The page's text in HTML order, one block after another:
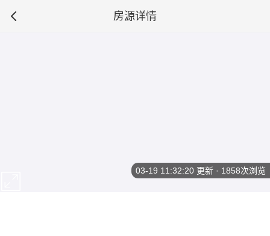
房源详情
03-19 11:32:20 更新 · 1858次浏览